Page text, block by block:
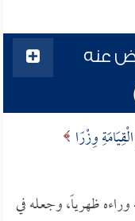
عنه
وِزْرًا
ظهرياً، وجعله في